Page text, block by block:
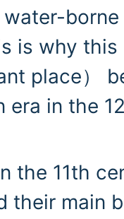
is why
place）
era in the
the 11th
their main